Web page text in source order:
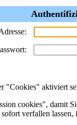
"Cookies" aktiviert
cookies", damit
verfallen lassen,